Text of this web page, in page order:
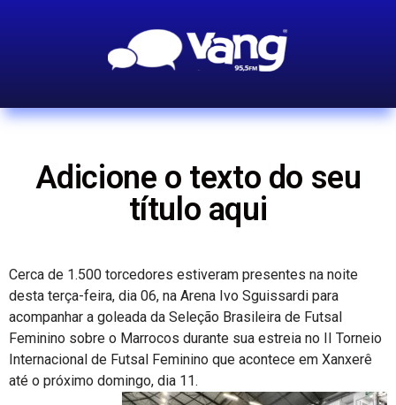
Adicione o texto do seu
título aqui
Cerca de 1.500 torcedores estiveram presentes na noite
desta terça-feira, dia 06, na Arena Ivo Sguissardi para
acompanhar a goleada da Seleção Brasileira de Futsal
Feminino sobre o Marrocos durante sua estreia no II Torneio
Internacional de Futsal Feminino que acontece em Xanxerê
até o próximo domingo, dia 11.